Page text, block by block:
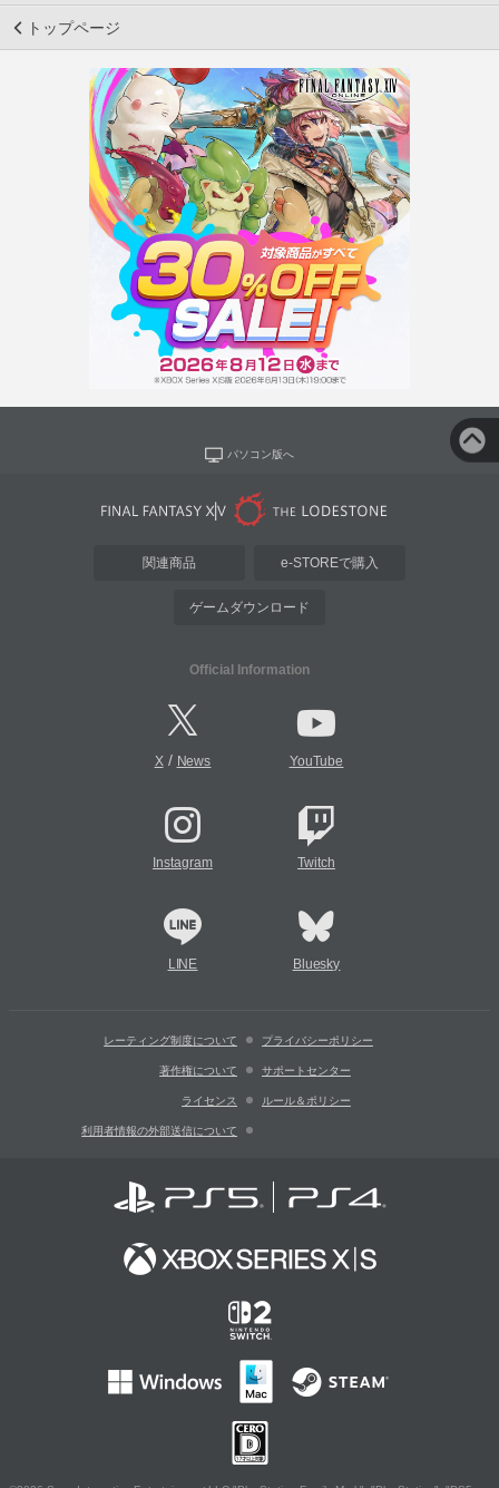
トップページ
パソコン版へ
関連商品 e-STOREで購入
ゲームダウンロード
Official Information
X/ News YouTube
Instagram Twitch
LINE Bluesky
レーティング制度について プライバシーポリシー
著作権について サポートセンター
ライセンス ルール＆ポリシー
利用者情報の外部送信について